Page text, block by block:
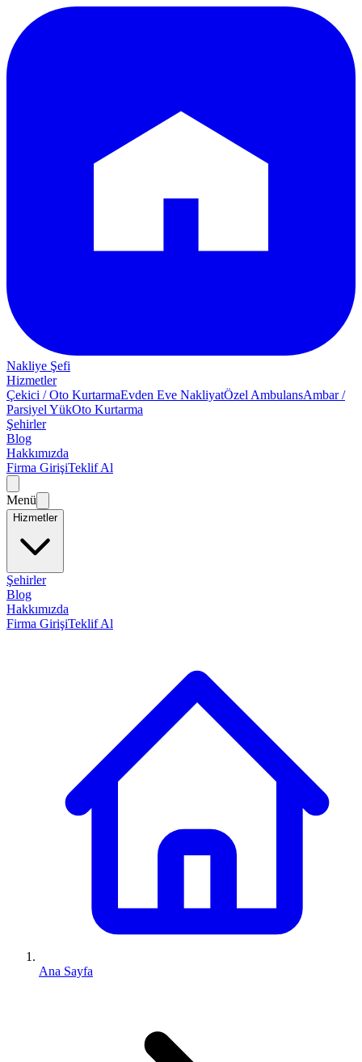
Nakliye Şefi
Hizmetler
Çekici / Oto KurtarmaEvden Eve NakliyatÖzel AmbulansAmbar /
Parsiyel YükOto Kurtarma
Şehirler
Blog
Hakkımızda
Firma GirişiTeklif Al
Menü
Hizmetler
Şehirler
Blog
Hakkımızda
Firma GirişiTeklif Al
Ana Sayfa